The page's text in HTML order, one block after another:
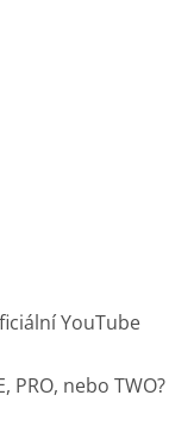
YouTube
PRO, nebo TWO?